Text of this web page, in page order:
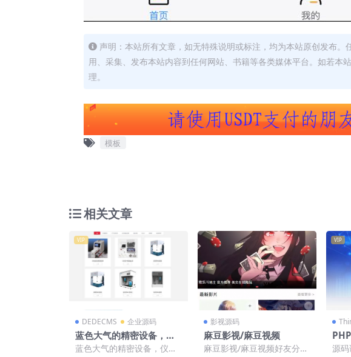
声明：本站所有文章，如无特殊说明或标注，均为本站原创发布
用、采集、发布本站内容到任何网站、书籍等各类媒体平台。如若本
理。
模板
相关文章
VIP
DEDECMS 企业源码
蓝色大气的精密设备，仪
器仪表机械设备，密度测
蓝色大气的精密设备，仪器
影视源码
麻豆影视/麻豆视频
麻豆影视/麻豆视频好友分享
VIP
助
源码